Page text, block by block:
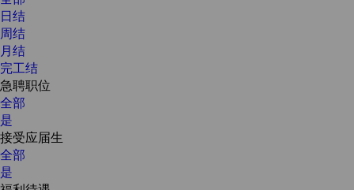
日结
周结
月结
完工结
急聘职位
全部
是
接受应届生
全部
是